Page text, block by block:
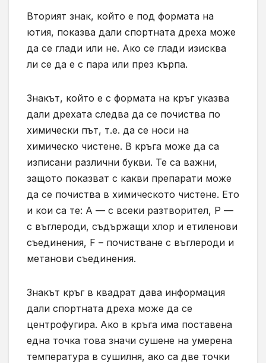
Вторият знак, който е под формата на
ютия, показва дали спортната дреха може
да се глади или не. Ако се глади изисква
ли се да е с пара или през кърпа.
Знакът, който е с формата на кръг указва
дали дрехата следва да се почиства по
химически път, т.е. да се носи на
химическо чистене. В кръга може да са
изписани различни букви. Те са важни,
защото показват с какви препарати може
да се почиства в химическото чистене. Ето
и кои са те: А — с всеки разтворител, Р —
с въглероди, съдържащи хлор и етиленови
съединения, F – почистване с въглероди и
метанови съединения.
Знакът кръг в квадрат дава информация
дали спортната дреха може да се
центрофугира. Ако в кръга има поставена
една точка това значи сушене на умерена
температура в сушилня, ако са две точки